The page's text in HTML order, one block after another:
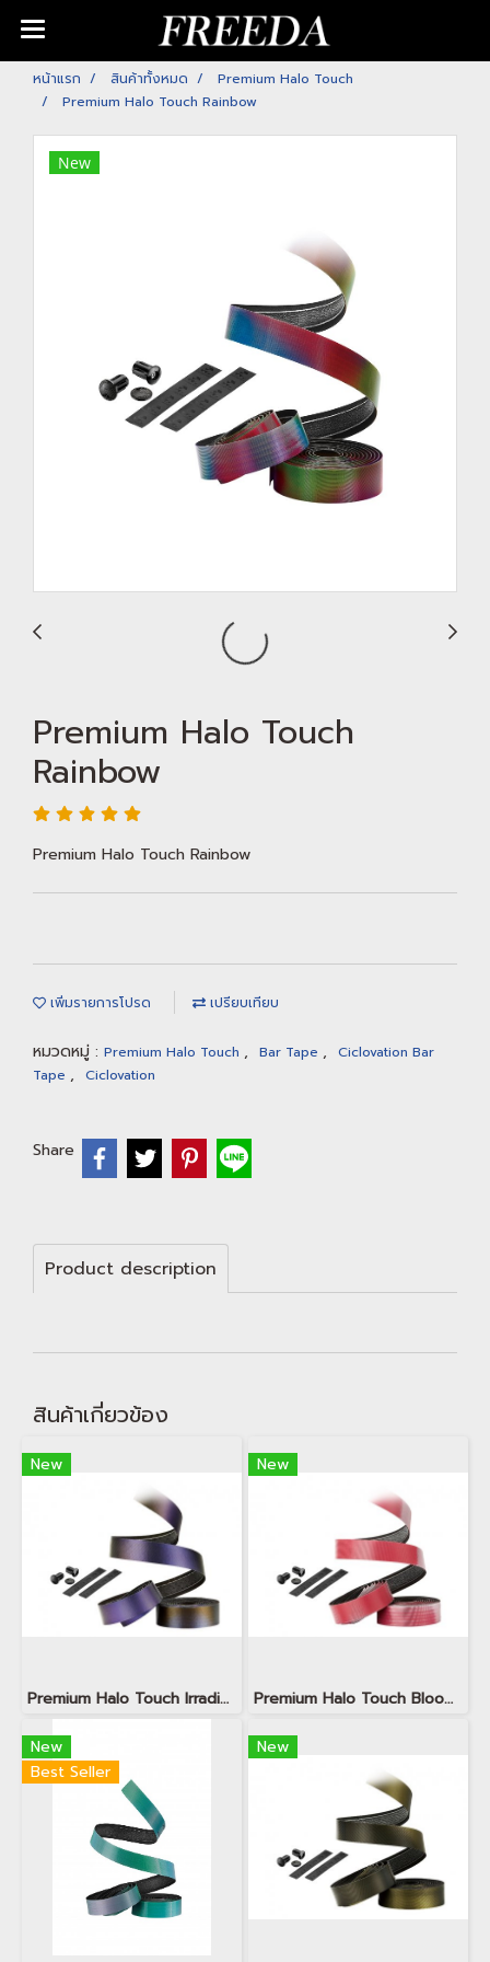
หน้าแรก สินค้าทั้งหมด
Premium Halo Touch
Premium Halo Touch Rainbow
New
Premium Halo Touch
Rainbow
Premium Halo Touch Rainbow
เพิ่มรายการโปรด เปรียบเทียบ
หมวดหมู่ : Premium Halo Touch , Bar Tape ,
Ciclovation Bar
Tape , Ciclovation
Share
Product description
สินค้าเกี่ยวข้อง
New
Premium Halo Touch Irradiant Violet
New
Premium Halo Touch Blooming Flower
New
Best Seller
New